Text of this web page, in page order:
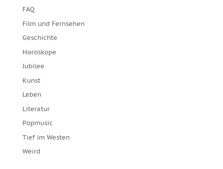
FAQ
Film und Fernsehen
Geschichte
Horoskope
Jubilee
Kunst
Leben
Literatur
Popmusic
Tief im Westen
Weird